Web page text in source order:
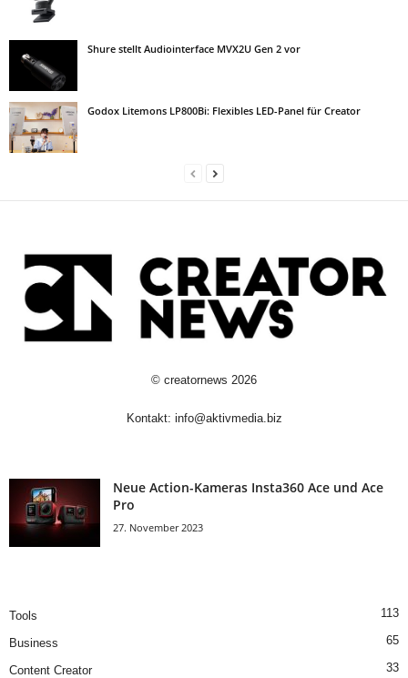
Shure stellt Audiointerface MVX2U Gen 2 vor
Godox Litemons LP800Bi: Flexibles LED-Panel für Creator
© creatornews 2026
Kontakt: info@aktivmedia.biz
Neue Action-Kameras Insta360 Ace und Ace
Pro
27. November 2023
Tools 113
Business 65
Content Creator 33